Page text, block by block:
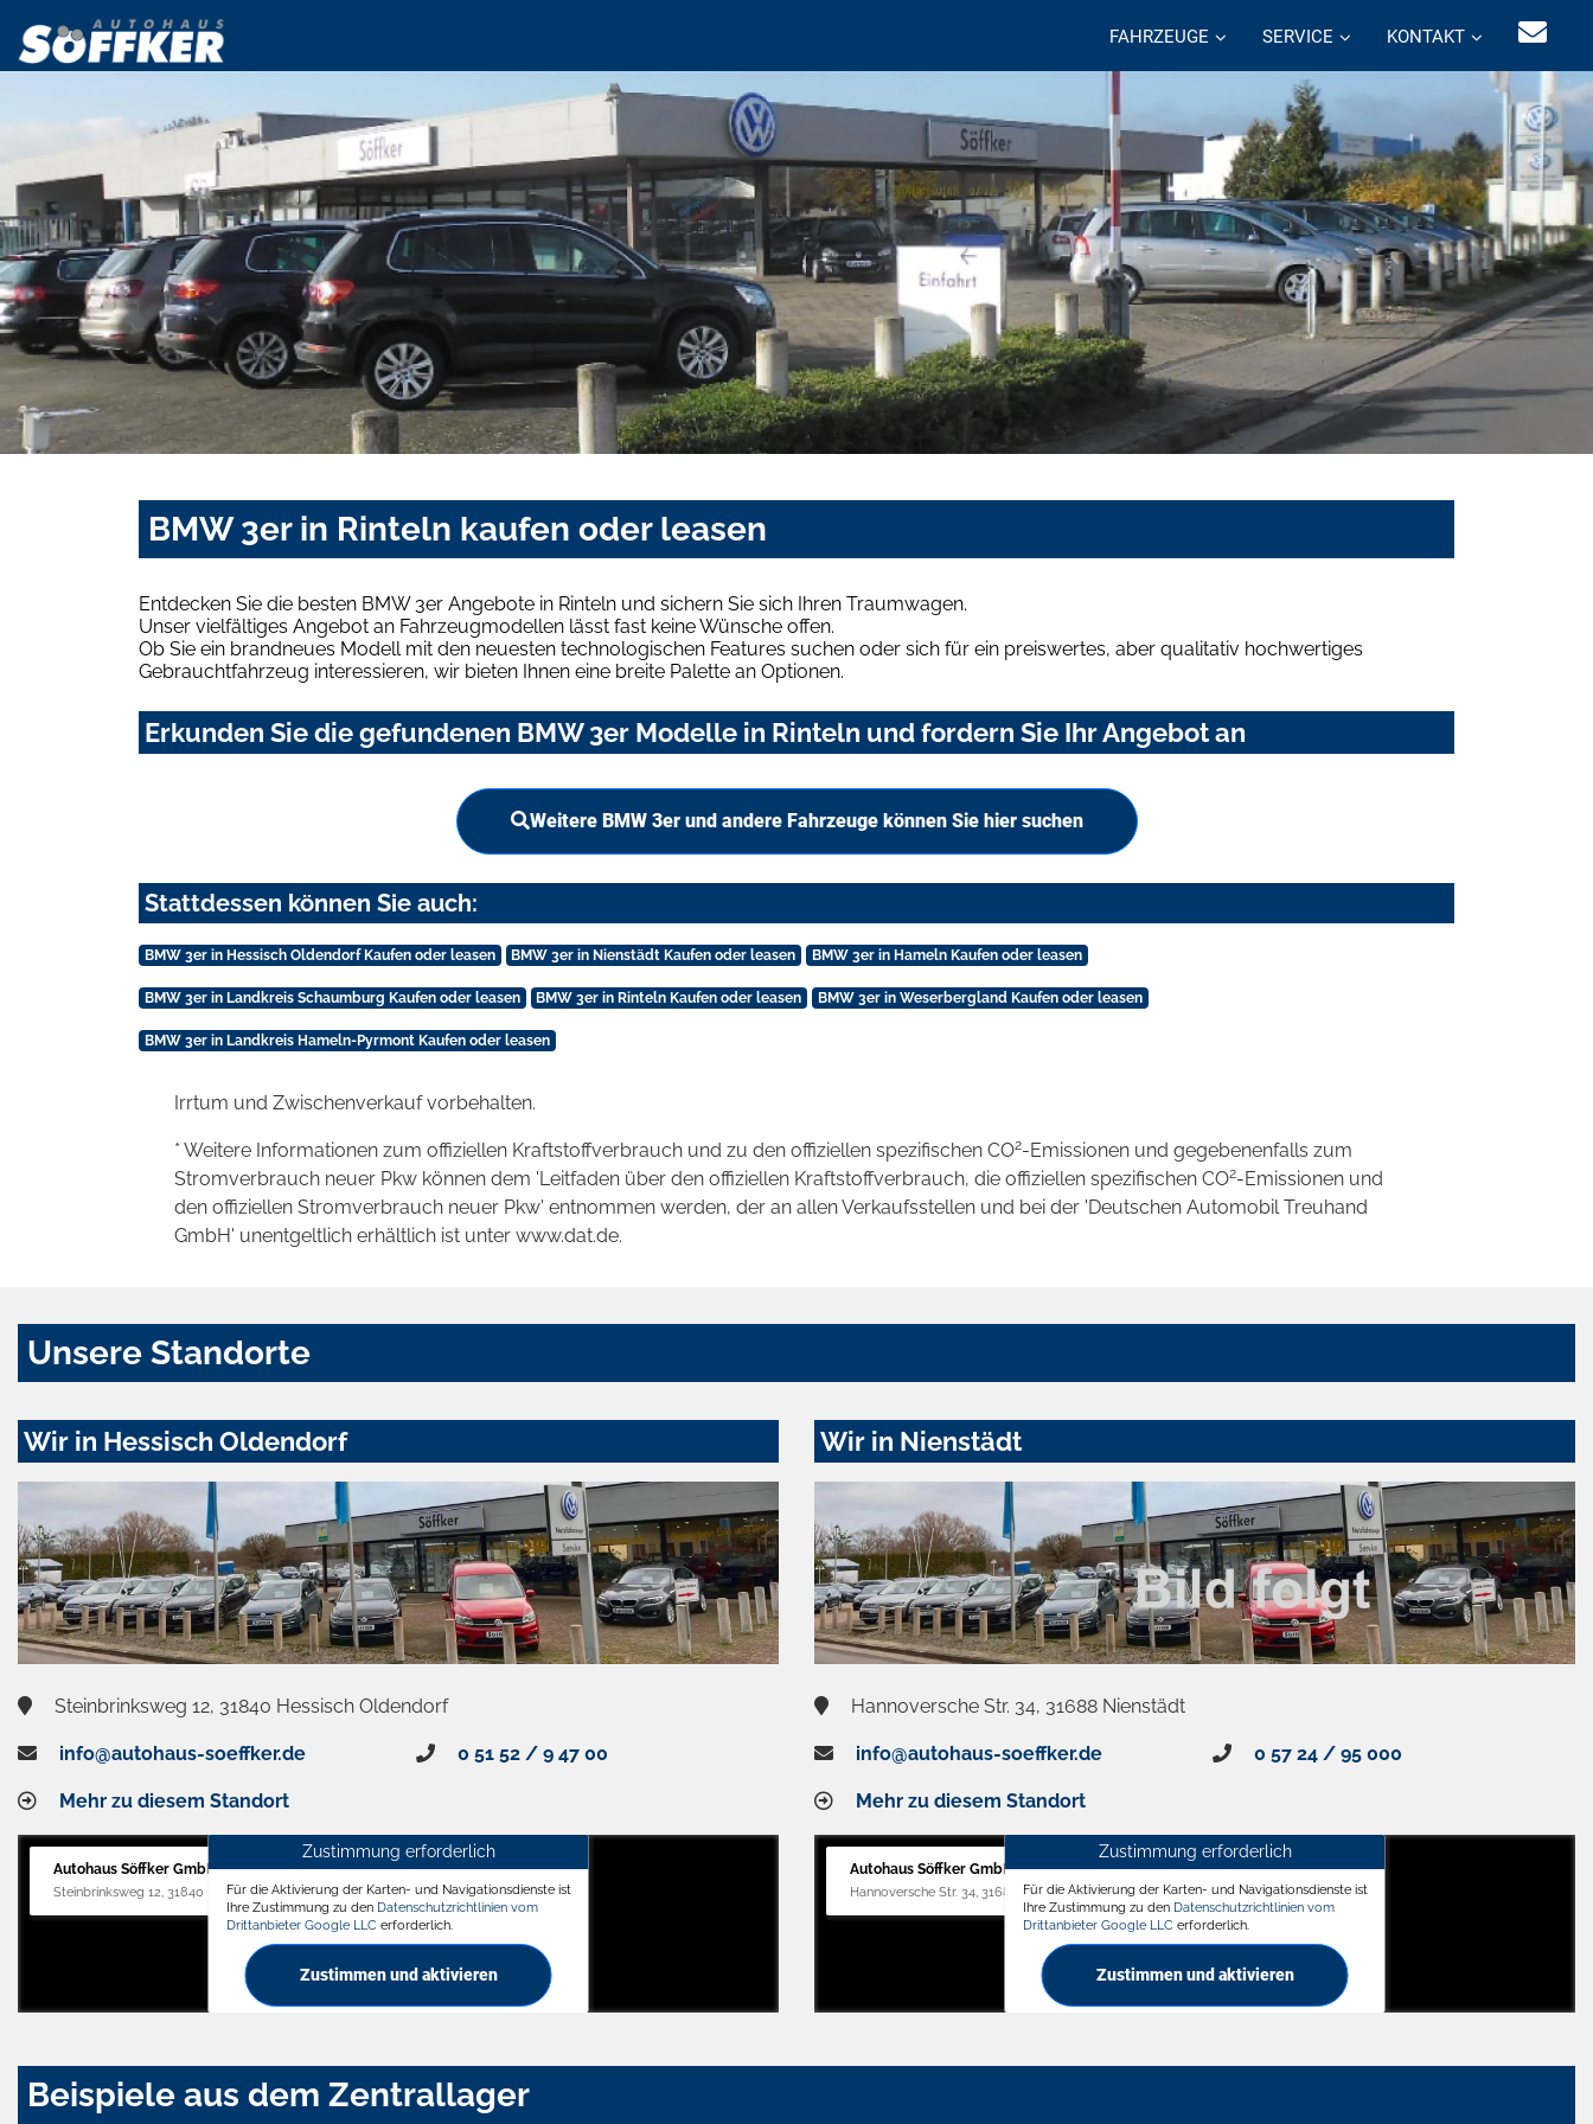
FAHRZEUGE SERVICE KONTAKT
BMW 3er in Rinteln kaufen oder leasen
Entdecken Sie die besten BMW 3er Angebote in Rinteln und sichern Sie sich Ihren Traumwagen.
Unser vielfältiges Angebot an Fahrzeugmodellen lässt fast keine Wünsche offen.
Ob Sie ein brandneues Modell mit den neuesten technologischen Features suchen oder sich für ein preiswertes, aber qualitativ hochwertiges
Gebrauchtfahrzeug interessieren, wir bieten Ihnen eine breite Palette an Optionen.
Erkunden Sie die gefundenen BMW 3er Modelle in Rinteln und fordern Sie Ihr Angebot an
Weitere BMW 3er und andere Fahrzeuge können Sie hier suchen
Stattdessen können Sie auch:
BMW 3er in Hessisch Oldendorf Kaufen oder leasen BMW 3er in Nienstädt Kaufen oder leasen BMW 3er in Hameln Kaufen oder leasen
BMW 3er in Landkreis Schaumburg Kaufen oder leasen BMW 3er in Rinteln Kaufen oder leasen BMW 3er in Weserbergland Kaufen oder leasen
BMW 3er in Landkreis Hameln-Pyrmont Kaufen oder leasen
Irrtum und Zwischenverkauf vorbehalten.
* Weitere Informationen zum offiziellen Kraftstoffverbrauch und zu den offiziellen spezifischen CO2-Emissionen und gegebenenfalls zum
Stromverbrauch neuer Pkw können dem 'Leitfaden über den offiziellen Kraftstoffverbrauch, die offiziellen spezifischen CO2-Emissionen und
den offiziellen Stromverbrauch neuer Pkw' entnommen werden, der an allen Verkaufsstellen und bei der 'Deutschen Automobil Treuhand
GmbH' unentgeltlich erhältlich ist unter www.dat.de.
Unsere Standorte
Wir in Hessisch Oldendorf
Steinbrinksweg 12, 31840 Hessisch Oldendorf
info@autohaus-soeffker.de 0 51 52 / 9 47 00
Mehr zu diesem Standort
Autohaus Söffker GmbH
Steinbrinksweg 12, 31840 Hessisch Oldendorf
Zustimmung erforderlich
Für die Aktivierung der Karten- und Navigationsdienste ist
Ihre Zustimmung zu den Datenschutzrichtlinien vom
Drittanbieter Google LLC erforderlich.
Zustimmen und aktivieren
Wir in Nienstädt
Hannoversche Str. 34, 31688 Nienstädt
info@autohaus-soeffker.de 0 57 24 / 95 000
Mehr zu diesem Standort
Autohaus Söffker GmbH
Hannoversche Str. 34, 31688 Nienstädt
Zustimmung erforderlich
Für die Aktivierung der Karten- und Navigationsdienste ist
Ihre Zustimmung zu den Datenschutzrichtlinien vom
Drittanbieter Google LLC erforderlich.
Zustimmen und aktivieren
Beispiele aus dem Zentrallager